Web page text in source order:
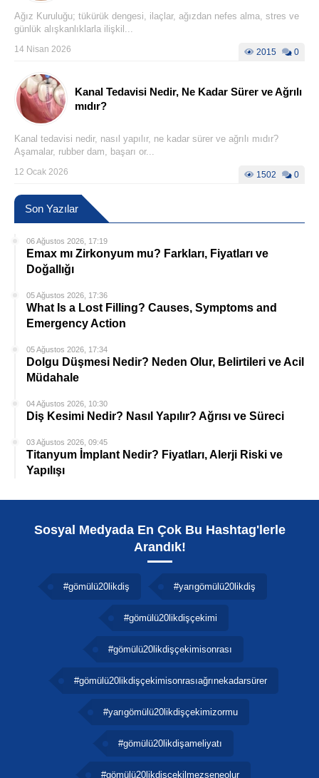
Ağız Kuruluğu; tükürük dengesi, ilaçlar, ağızdan nefes alma, stres ve
günlük alışkanlıklarla ilişkil...
14 Nisan 2026 2015 0
Kanal Tedavisi Nedir, Ne Kadar Sürer ve Ağrılı
mıdır?
Kanal tedavisi nedir, nasıl yapılır, ne kadar sürer ve ağrılı mıdır?
Aşamalar, rubber dam, başarı or...
12 Ocak 2026 1502 0
Son Yazılar
06 Ağustos 2026, 17:19
Emax mı Zirkonyum mu? Farkları, Fiyatları ve
Doğallığı
05 Ağustos 2026, 17:36
What Is a Lost Filling? Causes, Symptoms and
Emergency Action
05 Ağustos 2026, 17:34
Dolgu Düşmesi Nedir? Neden Olur, Belirtileri ve Acil
Müdahale
04 Ağustos 2026, 10:30
Diş Kesimi Nedir? Nasıl Yapılır? Ağrısı ve Süreci
03 Ağustos 2026, 09:45
Titanyum İmplant Nedir? Fiyatları, Alerji Riski ve
Yapılışı
Sosyal Medyada En Çok Bu Hashtag'lerle
Arandık!
#gömülü20likdiş #yarıgömülü20likdiş
#gömülü20likdişçekimi
#gömülü20likdişçekimisonrası
#gömülü20likdişçekimisonrasıağrınekadarsürer
#yarıgömülü20likdişçekimizormu
#gömülü20likdişameliyatı
#gömülü20likdişçekilmezseneolur